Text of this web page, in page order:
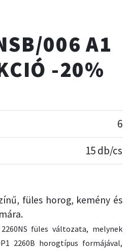
006 A1
-20%
6
15 db/cs
füles horog, kemény és
füles változata, melynek
2260B horogtípus formájával,